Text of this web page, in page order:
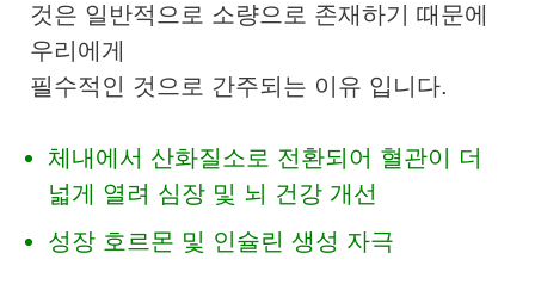
것은 일반적으로 소량으로 존재하기 때문에
우리에게
필수적인 것으로 간주되는 이유 입니다.
체내에서 산화질소로 전환되어 혈관이 더
넓게 열려 심장 및 뇌 건강 개선
성장 호르몬 및 인슐린 생성 자극